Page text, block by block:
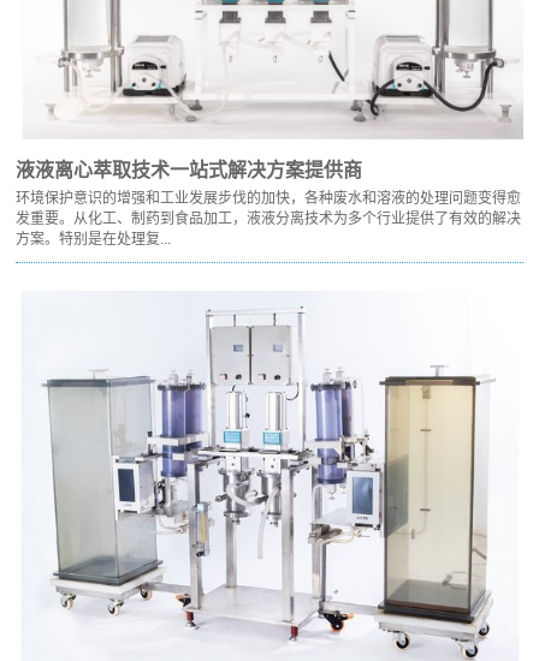
液液离心萃取技术一站式解决方案提供商
环境保护意识的增强和工业发展步伐的加快，各种废水和溶液的处理问题变得愈
发重要。从化工、制药到食品加工，液液分离技术为多个行业提供了有效的解决
方案。特别是在处理复...